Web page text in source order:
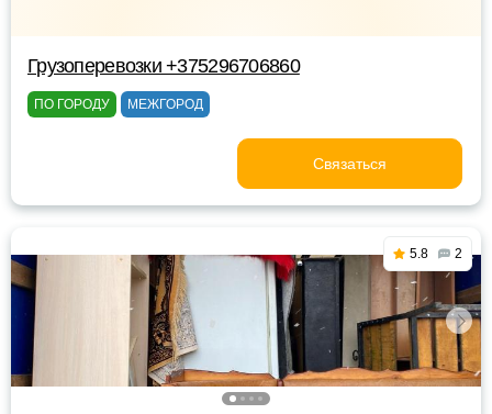
Грузоперевозки +375296706860
ПО ГОРОДУ МЕЖГОРОД
Связаться
5.8 2